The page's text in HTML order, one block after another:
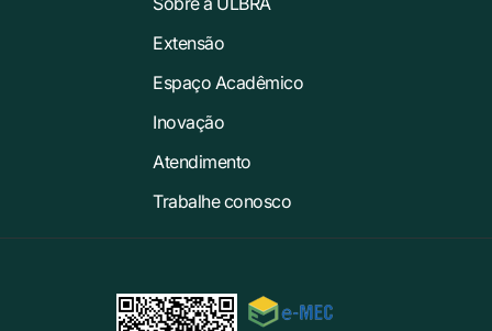
Extensão
Espaço Acadêmico
Inovação
Atendimento
Trabalhe conosco